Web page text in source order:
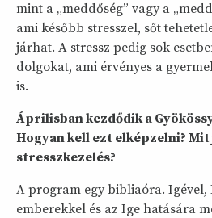
mint a „meddőség” vagy a
ami később stresszel, sőt
járhat. A stressz pedig sok
dolgokat, ami érvényes a
is.
Áprilisban kezdődik a
Hogyan kell ezt elképzelni?
stresszkezelés?
A program egy bibliaóra. Igével,
emberekkel és az Ige hatására